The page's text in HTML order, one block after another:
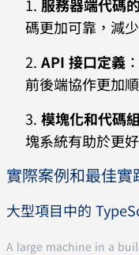
服務器端代碼
碼更加可靠，減
API 接口定義
前後端協作更加
模塊化和代碼
塊系統有助於更
實際案例和最佳實
大型項目中的
A large machine in a